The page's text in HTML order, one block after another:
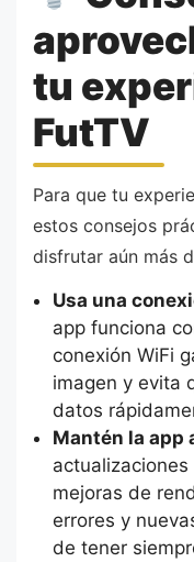
tu
FutTV
Para que tu
estos consejos
disfrutar aún más
Usa una
app funciona
conexión WiFi
imagen y evita
datos
Mantén la app
mejoras de
errores y
de tener